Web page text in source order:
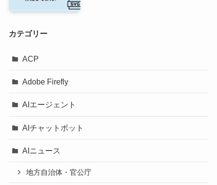
カテゴリー
ACP
Adobe Firefly
AIエージェント
AIチャットボット
AIニュース
地方自治体・官公庁